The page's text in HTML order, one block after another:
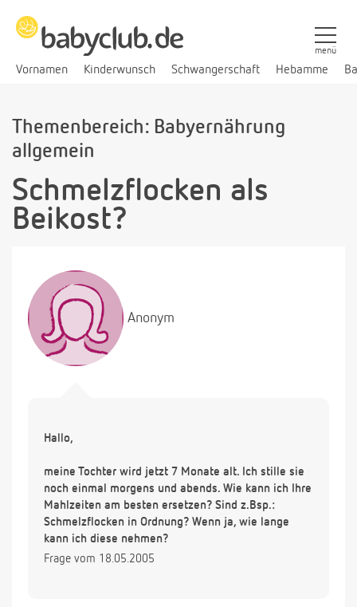
Vornamen Kinderwunsch Schwangerschaft Hebamme
menü
Themenbereich: Babyernährung
allgemein
Schmelzflocken als
Beikost?
Anonym
Hallo,
meine Tochter wird jetzt 7 Monate alt. Ich stille sie
noch einmal morgens und abends. Wie kann ich Ihre
Mahlzeiten am besten ersetzen? Sind z.Bsp.:
Schmelzflocken in Ordnung? Wenn ja, wie lange
kann ich diese nehmen?
Frage vom 18.05.2005